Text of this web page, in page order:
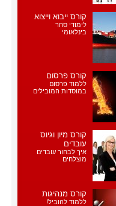
קורס ייבוא וייצוא
לימודי סחר
בינלאומי
קורס פרסום
ללמוד פרסום
במוסדות המובילים
קורס מיון וגיוס
עובדים
איך לבחור עובדים
מוצלחים
קורס מנהיגות
ללמוד להוביל!